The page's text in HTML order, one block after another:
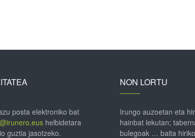
posta elektroniko bat
helbidetara
guztia jasotzeko.
NON LORTU
Irungo auzoetan eta
hainbat lekutan;
bulegoak … baita hiriko